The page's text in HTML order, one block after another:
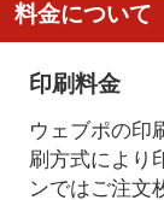
料金について
印刷料金
ウェブポの印
刷方式により
ンではご注文